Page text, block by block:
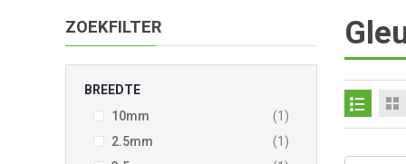
ZOEKFILTER
BREEDTE
10mm
1
product
2.5mm
1
product